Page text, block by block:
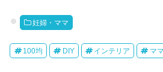
妊婦・ママ
100均 DIY インテリア ママ